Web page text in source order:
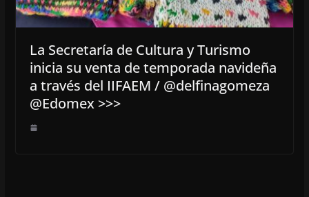
La Secretaría de Cultura y Turismo
inicia su venta de temporada navideña
a través del IIFAEM / @delfinagomeza
@Edomex >>>